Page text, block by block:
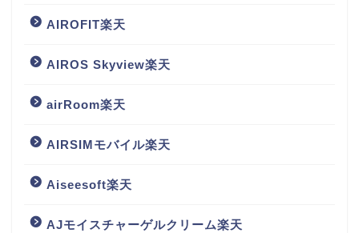
AIROFIT楽天
AIROS Skyview楽天
airRoom楽天
AIRSIMモバイル楽天
Aiseesoft楽天
AJモイスチャーゲルクリーム楽天